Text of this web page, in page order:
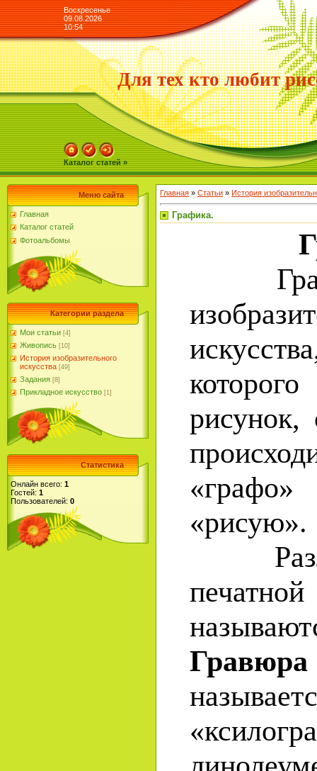
Воскресенье
09.08.2026
10:54
Для тех кто любит
Каталог статей »
Меню сайта
Главная
Каталог статей
Фотоальбомы
Категории раздела
Мои статьи [4]
Живопись [10]
История изобразительного
искусства [49]
Задания [8]
Прикладное искусство [1]
Статистика
Онлайн всего: 1
Гостей: 1
Пользователей: 0
Главная » Статьи » История
Графика.
рисунок,
«рисую».
Гравюра